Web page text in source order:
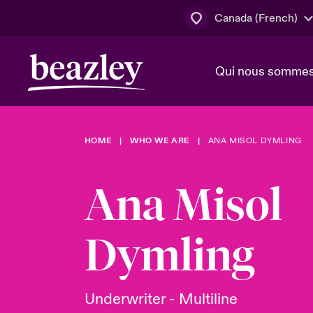
Canada (French)
Qui nous
Qui nous sommes
Conseil
Bonjour
Beazley.
Pleins feux
en 2024
Espace assurés
Client Cyber
HOME WHO WE ARE ANA MISOL DYMLING
Ana Misol
Dymling
Underwriter - Multiline